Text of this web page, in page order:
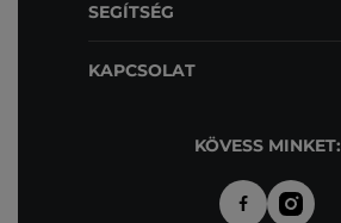
SEGÍTSÉG
KAPCSOLAT
KÖVESS MINKET: